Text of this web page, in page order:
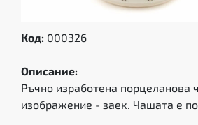
Код: 000326
Описание:
Ръчно изработена порцеланова
изображение - заек. Чашата е